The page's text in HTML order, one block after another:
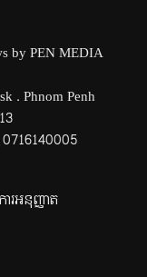
by PEN MEDIA
. Phnom Penh
រអនុញ្ញាត